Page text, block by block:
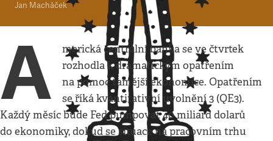
Jan Macháček
A
merická centrální banka se ve čtvrtek
rozhodla k dramatickým opatřením
na pomoc tamější ekonomice. Opatřením
se říká kvantitativní uvolnění 3 (QE3).
Každý měsíc bude Fed pumpovat 40 miliard dolarů
do ekonomiky, dokud se situace na pracovním trhu